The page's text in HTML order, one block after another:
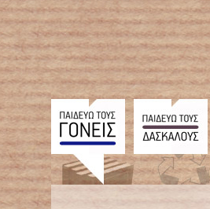
← Επιστροφή στο %s
Ο εφιάλτης της σεξουαλικής παρενόχλησης – Προστάτεψε το παιδί σου